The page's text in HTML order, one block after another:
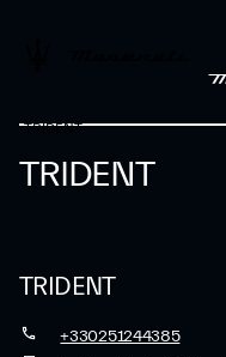
TRIDENT
TRIDENT
TRIDENT
+330251244385